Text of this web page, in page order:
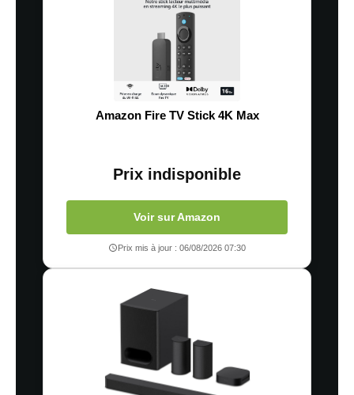
Amazon Fire TV Stick 4K Max
Prix indisponible
Voir sur Amazon
Prix mis à jour : 06/08/2026 07:30